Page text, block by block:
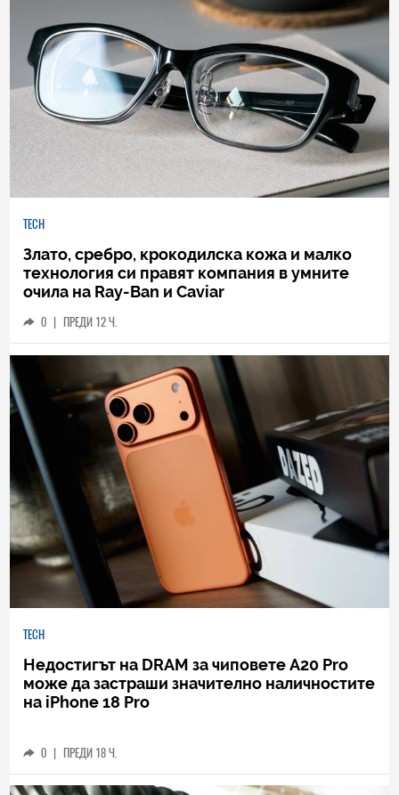
TECH
Злато, сребро, крокодилска кожа и малко
технология си правят компания в умните
очила на Ray-Ban и Caviar
0 | ПРЕДИ 12 Ч.
TECH
Недостигът на DRAM за чиповете A20 Pro
може да застраши значително наличностите
на iPhone 18 Pro
0 | ПРЕДИ 18 Ч.